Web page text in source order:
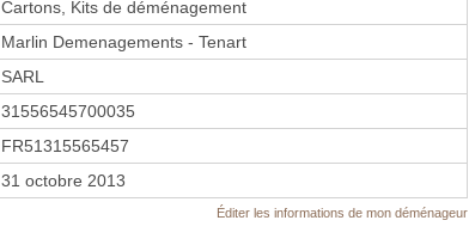
Cartons, Kits de déménagement
Marlin Demenagements - Tenart
SARL
31556545700035
FR51315565457
31 octobre 2013
Éditer les informations de mon déménageur